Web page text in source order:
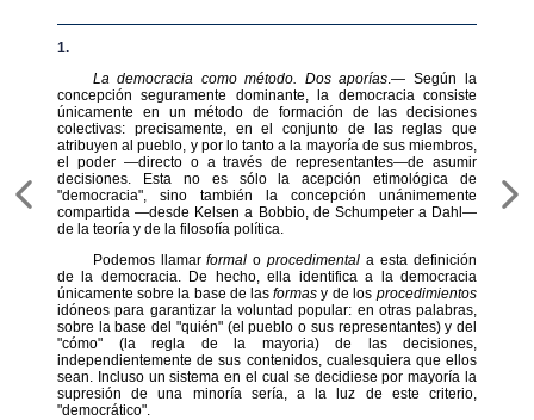
1.
La democracia como método. Dos aporías.— Según la
concepción seguramente dominante, la democracia consiste
únicamente en un método de formación de las decisiones
colectivas: precisamente, en el conjunto de las reglas que
atribuyen al pueblo, y por lo tanto a la mayoría de sus miembros,
el poder —directo o a través de representantes—de asumir
decisiones. Esta no es sólo la acepción etimológica de
"democracia", sino también la concepción unánimemente
compartida —desde Kelsen a Bobbio, de Schumpeter a Dahl—
de la teoría y de la filosofía política.
Podemos llamar formal o procedimental a esta definición
de la democracia. De hecho, ella identifica a la democracia
únicamente sobre la base de las formas y de los procedimientos
idóneos para garantizar la voluntad popular: en otras palabras,
sobre la base del "quién" (el pueblo o sus representantes) y del
"cómo" (la regla de la mayoria) de las decisiones,
independientemente de sus contenidos, cualesquiera que ellos
sean. Incluso un sistema en el cual se decidiese por mayoría la
supresión de una minoría sería, a la luz de este criterio,
"democrático".